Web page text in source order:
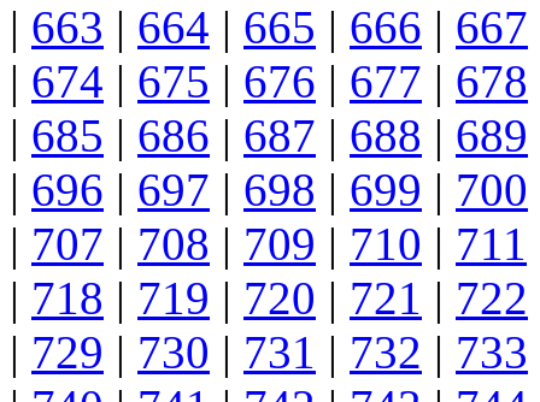
| 663 | 664 | 665 | 666 | 667
| 674 | 675 | 676 | 677 | 678
| 685 | 686 | 687 | 688 | 689
| 696 | 697 | 698 | 699 | 700
| 707 | 708 | 709 | 710 | 711
| 718 | 719 | 720 | 721 | 722
| 729 | 730 | 731 | 732 | 733